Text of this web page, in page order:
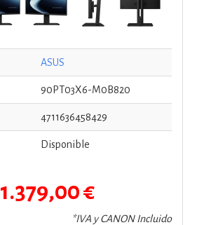
ASUS
90PT03X6-M0B820
4711636458429
Disponible
1.379,00 €
*IVA y CANON Incluido